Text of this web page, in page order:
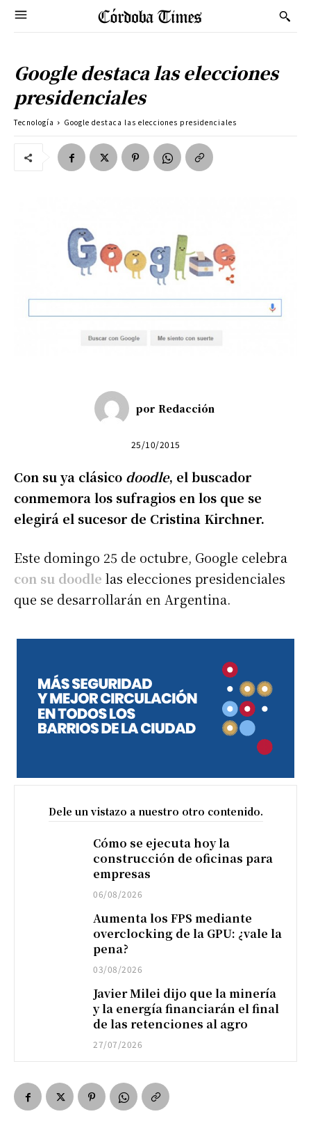
Google destaca las elecciones
presidenciales
Tecnología Google destaca las elecciones presidenciales
por Redacción
25/10/2015
Con su ya clásico doodle, el buscador
conmemora los sufragios en los que se
elegirá el sucesor de Cristina Kirchner.
Este domingo 25 de octubre, Google celebra
con su doodle las elecciones presidenciales
que se desarrollarán en Argentina.
Dele un vistazo a nuestro otro contenido.
Cómo se ejecuta hoy la
construcción de oficinas para
empresas
06/08/2026
Aumenta los FPS mediante
overclocking de la GPU: ¿vale la
pena?
03/08/2026
Javier Milei dijo que la minería
y la energía financiarán el final
de las retenciones al agro
27/07/2026